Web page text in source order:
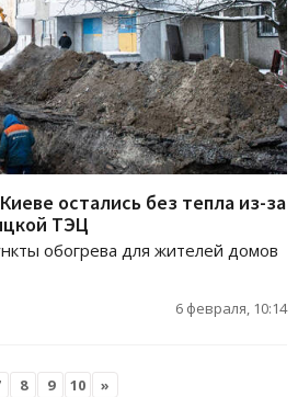
остались без тепла из-за
ТЭЦ
обогрева для жителей домов
6 февраля, 10:14
8 9 10 »